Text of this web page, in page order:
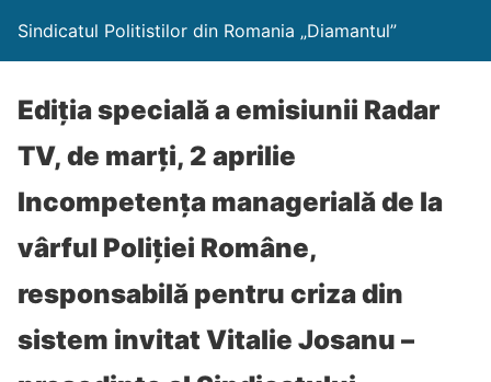
Sindicatul Politistilor din Romania „Diamantul”
Ediția specială a emisiunii Radar
TV, de marți, 2 aprilie
Incompetența managerială de la
vârful Poliției Române,
responsabilă pentru criza din
sistem invitat Vitalie Josanu –